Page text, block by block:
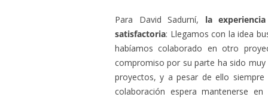
Para David Sadurní, la
satisfactoria: Llegamos con la idea
habíamos colaborado en otro
compromiso por su parte ha sido
proyectos, y a pesar de ello
colaboración espera mantenerse